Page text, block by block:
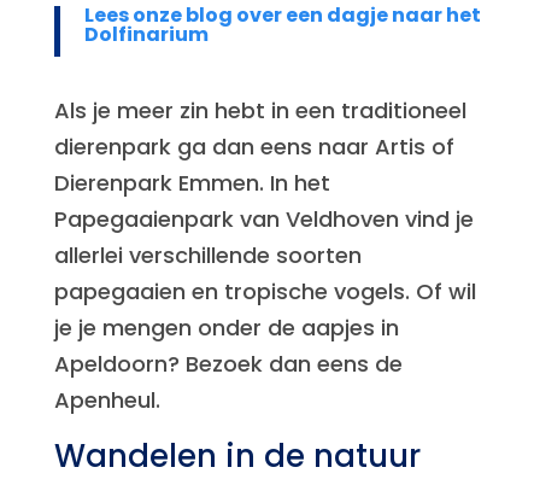
Lees onze blog over een dagje naar het
Dolfinarium
Als je meer zin hebt in een traditioneel
dierenpark ga dan eens naar Artis of
Dierenpark Emmen. In het
Papegaaienpark van Veldhoven vind je
allerlei verschillende soorten
papegaaien en tropische vogels. Of wil
je je mengen onder de aapjes in
Apeldoorn? Bezoek dan eens de
Apenheul.
Wandelen in de natuur